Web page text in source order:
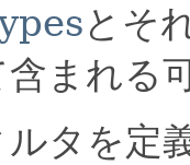
とそ
まれる
タを定